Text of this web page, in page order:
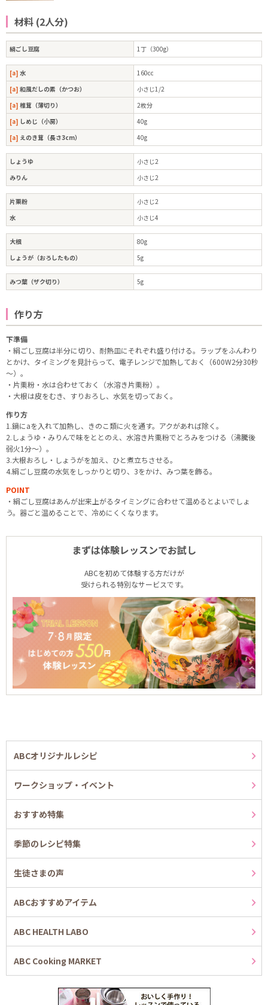
材料 (2人分)
絹ごし豆腐 1丁（300g）
[a] 水
160cc
[a] 和風だしの素（かつお）
小さじ1/2
[a] 椎茸（薄切り）
2枚分
[a] しめじ（小房）
40g
[a] えのき茸（長さ3cm） 40g
しょうゆ
小さじ2
みりん
小さじ2
片栗粉
小さじ2
水
小さじ4
大根
80g
しょうが（おろしたもの）
5g
みつ葉（ザク切り） 5g
作り方
下準備
・絹ごし豆腐は半分に切り、耐熱皿にそれぞれ盛り付ける。ラップをふんわり
とかけ、タイミングを見計らって、電子レンジで加熱しておく（600W2分30秒
～）。
・片栗粉・水は合わせておく（水溶き片栗粉）。
・大根は皮をむき、すりおろし、水気を切っておく。
作り方
1.鍋にaを入れて加熱し、きのこ類に火を通す。アクがあれば除く。
2.しょうゆ・みりんで味をととのえ、水溶き片栗粉でとろみをつける（沸騰後
弱火1分～）。
3.大根おろし・しょうがを加え、ひと煮立ちさせる。
4.絹ごし豆腐の水気をしっかりと切り、3をかけ、みつ葉を飾る。
POINT
・絹ごし豆腐はあんが出来上がるタイミングに合わせて温めるとよいでしょ
う。器ごと温めることで、冷めにくくなります。
まずは体験レッスンでお試し
ABCを初めて体験する方だけが
受けられる特別なサービスです。
ABCオリジナルレシピ
ワークショップ・イベント
おすすめ特集
季節のレシピ特集
生徒さまの声
ABCおすすめアイテム
ABC HEALTH LABO
ABC Cooking MARKET